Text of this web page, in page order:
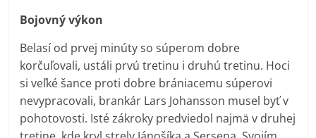
Bojovný výkon
Belasí od prvej minúty so súperom dobre
korčuľovali, ustáli prvú tretinu i druhú tretinu. Hoci
si veľké šance proti dobre brániacemu súperovi
nevypracovali, brankár Lars Johansson musel byť v
pohotovosti. Isté zákroky predviedol najmä v druhej